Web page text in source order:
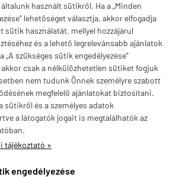
használt sütikről. Ha a „Minden
lehetőséget választja, akkor elfogadja
sütik használatát, mellyel hozzájárul
és a lehető legrelevánsabb ajánlatok
„A szükséges sütik engedélyezése”
csak a nélkülözhetetlen sütiket fogjuk
nem tudunk Önnek személyre szabott
megfelelő ajánlatokat biztosítani.
és a személyes adatok
a látogatók jogait is megtalálhatók az
tájékoztató »
engedélyezése
/ Gymstore Hungary